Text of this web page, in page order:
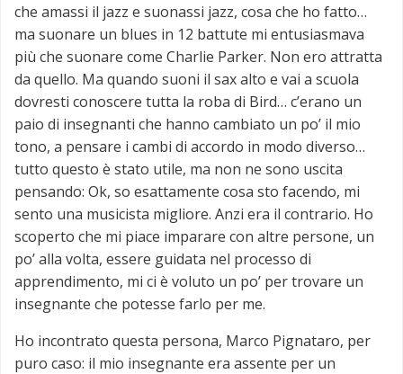
che amassi il jazz e suonassi jazz, cosa che ho fatto…
ma suonare un blues in 12 battute mi entusiasmava
più che suonare come Charlie Parker. Non ero attratta
da quello. Ma quando suoni il sax alto e vai a scuola
dovresti conoscere tutta la roba di Bird… c’erano un
paio di insegnanti che hanno cambiato un po’ il mio
tono, a pensare i cambi di accordo in modo diverso…
tutto questo è stato utile, ma non ne sono uscita
pensando: Ok, so esattamente cosa sto facendo, mi
sento una musicista migliore. Anzi era il contrario. Ho
scoperto che mi piace imparare con altre persone, un
po’ alla volta, essere guidata nel processo di
apprendimento, mi ci è voluto un po’ per trovare un
insegnante che potesse farlo per me.
Ho incontrato questa persona, Marco Pignataro, per
puro caso: il mio insegnante era assente per un